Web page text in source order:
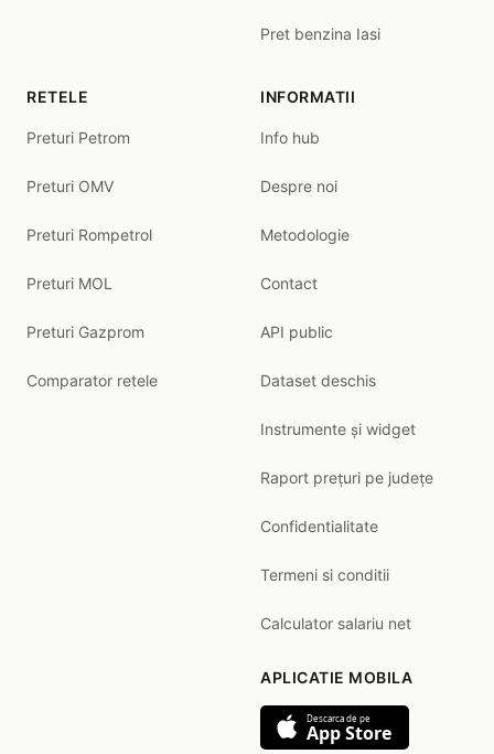
Pret benzina Iasi
RETELE
Preturi Petrom
Preturi OMV
Preturi Rompetrol
Preturi MOL
Preturi Gazprom
Comparator retele
INFORMATII
Info hub
Despre noi
Metodologie
Contact
API public
Dataset deschis
Instrumente și widget
Raport prețuri pe județe
Confidentialitate
Termeni si conditii
Calculator salariu net
APLICATIE MOBILA
Descarca de pe
App Store